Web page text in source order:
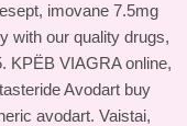
imovane 7.5mg
with our quality drugs,
KРЁB VIAGRA online,
Avodart buy
avodart. Vaistai,